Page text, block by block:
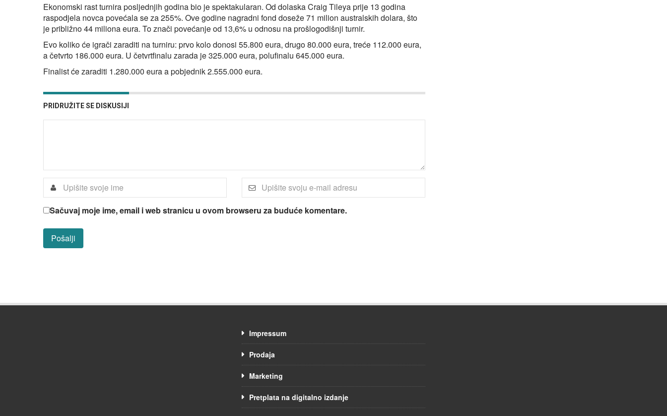
Ekonomski rast turnira posljednjih godina bio je spektakularan. Od dolaska Craig Tileya prije 13 godina
raspodjela novca povećala se za 255%. Ove godine nagradni fond doseže 71 milion australskih dolara, što
je približno 44 miliona eura. To znači povećanje od 13,6% u odnosu na prošlogodišnji turnir.
Evo koliko će igrači zaraditi na turniru: prvo kolo donosi 55.800 eura, drugo 80.000 eura, treće 112.000 eura,
a četvrto 186.000 eura. U četvrtfinalu zarada je 325.000 eura, polufinalu 645.000 eura.
Finalist će zaraditi 1.280.000 eura a pobjednik 2.555.000 eura.
PRIDRUŽITE SE DISKUSIJI
Sačuvaj moje ime, email i web stranicu u ovom browseru za buduće komentare.
Impressum
Prodaja
Marketing
Pretplata na digitalno izdanje